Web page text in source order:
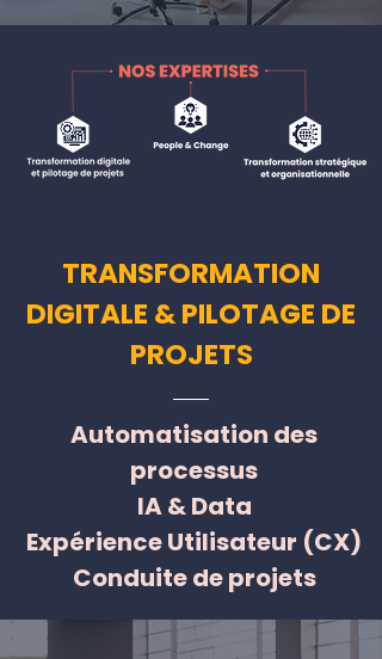
TRANSFORMATION
DIGITALE & PILOTAGE DE
PROJETS
Automatisation des
processus
IA & Data
Expérience Utilisateur (CX)
Conduite de projets